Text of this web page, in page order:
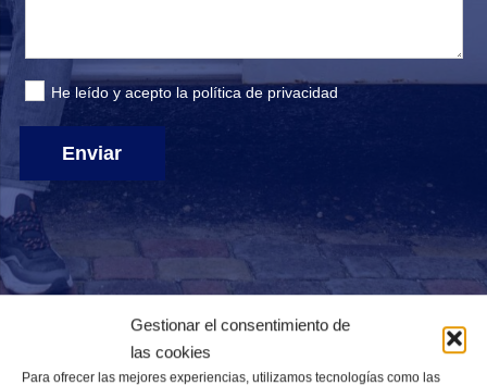
Gestionar el consentimiento de
las cookies
Para ofrecer las mejores experiencias, utilizamos tecnologías como las
He leído y acepto la política de privacidad
Enviar